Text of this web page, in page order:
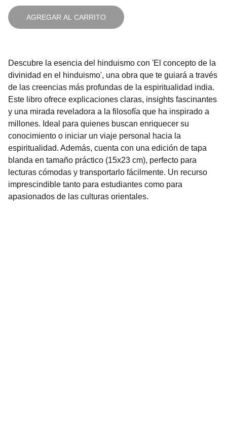
AGREGAR AL CARRITO
Descubre la esencia del hinduismo con 'El concepto de la
divinidad en el hinduismo', una obra que te guiará a través
de las creencias más profundas de la espiritualidad india.
Este libro ofrece explicaciones claras, insights fascinantes
y una mirada reveladora a la filosofía que ha inspirado a
millones. Ideal para quienes buscan enriquecer su
conocimiento o iniciar un viaje personal hacia la
espiritualidad. Además, cuenta con una edición de tapa
blanda en tamaño práctico (15x23 cm), perfecto para
lecturas cómodas y transportarlo fácilmente. Un recurso
imprescindible tanto para estudiantes como para
apasionados de las culturas orientales.